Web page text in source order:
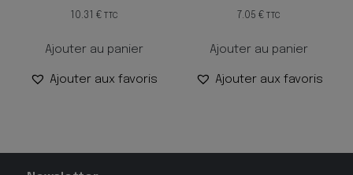
10.31 € TTC
Ajouter au panier
Ajouter aux favoris
7.05€ TTC
Ajouter au panier
Ajouter aux favoris